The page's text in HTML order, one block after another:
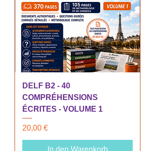
DELF B2 - 40
COMPRÉHENSIONS
ÉCRITES - VOLUME 1
Preis
20,00 €
In den Warenkorb